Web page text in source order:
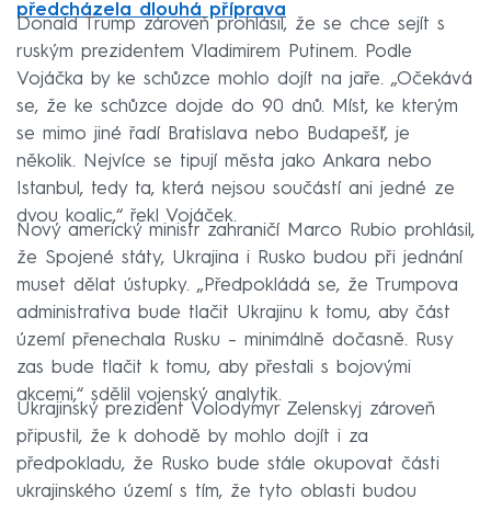
předcházela dlouhá příprava
Donald Trump zároveň prohlásil, že se chce sejít s
ruským prezidentem Vladimirem Putinem. Podle
Vojáčka by ke schůzce mohlo dojít na jaře. „Očekává
se, že ke schůzce dojde do 90 dnů. Míst, ke kterým
se mimo jiné řadí Bratislava nebo Budapešť, je
několik. Nejvíce se tipují města jako Ankara nebo
Istanbul, tedy ta, která nejsou součástí ani jedné ze
dvou koalic,“ řekl Vojáček.
Nový americký ministr zahraničí Marco Rubio prohlásil,
že Spojené státy, Ukrajina i Rusko budou při jednání
muset dělat ústupky. „Předpokládá se, že Trumpova
administrativa bude tlačit Ukrajinu k tomu, aby část
území přenechala Rusku – minimálně dočasně. Rusy
zas bude tlačit k tomu, aby přestali s bojovými
akcemi,“ sdělil vojenský analytik.
Ukrajinský prezident Volodymyr Zelenskyj zároveň
připustil, že k dohodě by mohlo dojít i za
předpokladu, že Rusko bude stále okupovat části
ukrajinského území s tím, že tyto oblasti budou